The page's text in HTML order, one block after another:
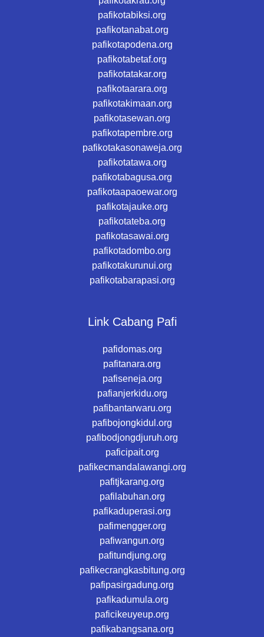
pafikotabiksi.org
pafikotanabat.org
pafikotapodena.org
pafikotabetaf.org
pafikotatakar.org
pafikotaarara.org
pafikotakimaan.org
pafikotasewan.org
pafikotapembre.org
pafikotakasonaweja.org
pafikotatawa.org
pafikotabagusa.org
pafikotaapaoewar.org
pafikotajauke.org
pafikotateba.org
pafikotasawai.org
pafikotadombo.org
pafikotakurunui.org
pafikotabarapasi.org
Link Cabang Pafi
pafidomas.org
pafitanara.org
pafiseneja.org
pafianjerkidu.org
pafibantarwaru.org
pafibojongkidul.org
pafibodjongdjuruh.org
paficipait.org
pafikecmandalawangi.org
pafitjkarang.org
pafilabuhan.org
pafikaduperasi.org
pafimengger.org
pafiwangun.org
pafitundjung.org
pafikecrangkasbitung.org
pafipasirgadung.org
pafikadumula.org
paficikeuyeup.org
pafikabangsana.org